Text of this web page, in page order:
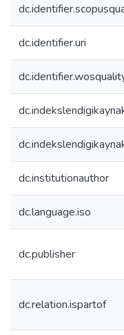
dc.identifier.uri
dc.institutionauthor
dc.language.iso
dc.publisher
dc.relation.ispartof